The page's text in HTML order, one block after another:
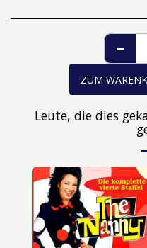
ZUM
Leute, die dies